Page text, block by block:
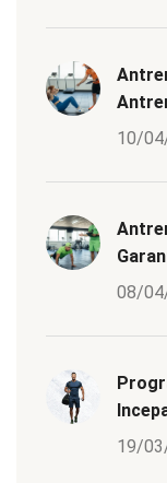
10/
08/
19/